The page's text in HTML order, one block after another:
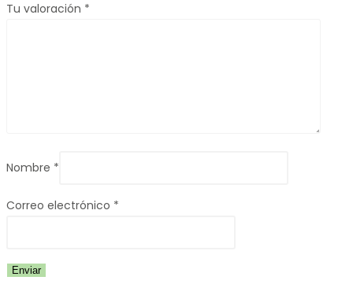
Tu valoración *
Nombre *
Correo electrónico *